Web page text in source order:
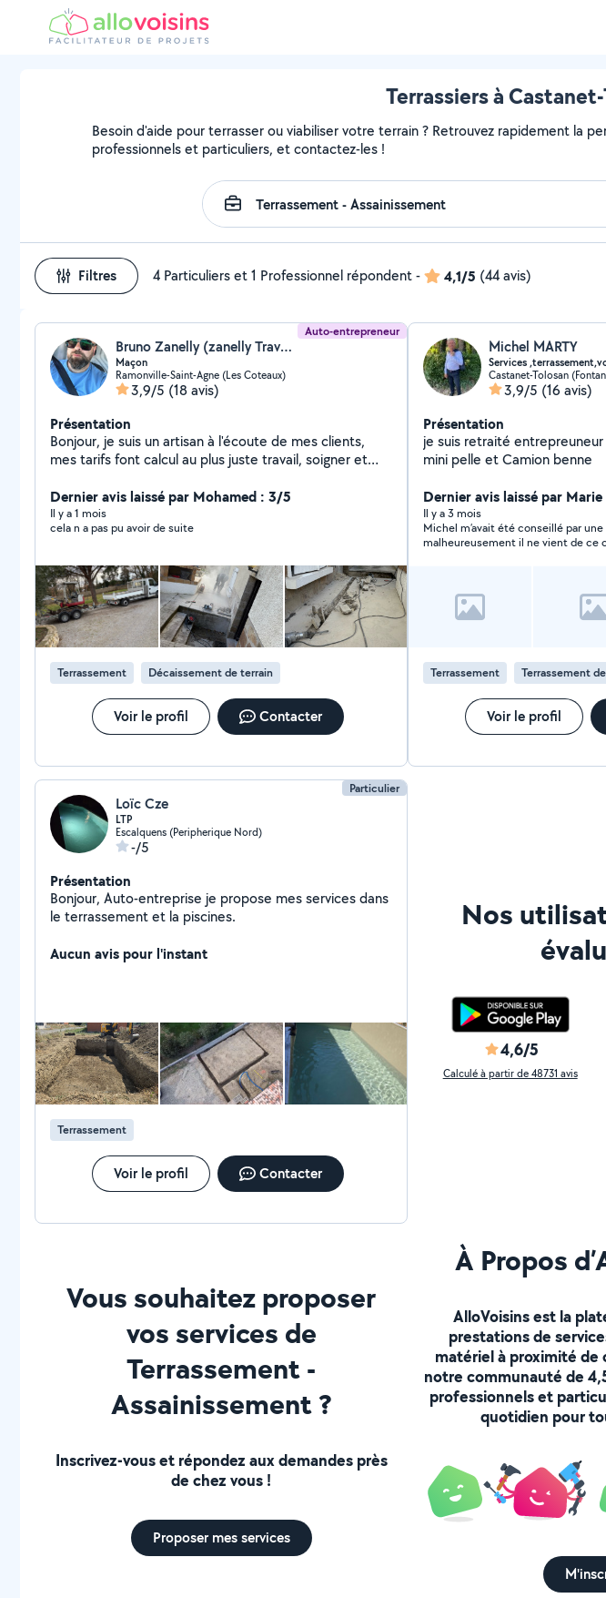
Terrassiers à
Besoin d'aide pour terrasser ou viabiliser votre terrain ? Retrouvez rapidement la
professionnels et particuliers, et contactez-les !
Filtres 4 Particuliers et 1 Professionnel répondent- 4,1/5 (44 avis)
Auto-entrepreneur
Bruno Zanelly (zanelly Travaux)
Maçon
Ramonville-Saint-Agne (Les Coteaux)
3,9/5 (18 avis)
Présentation
Bonjour, je suis un artisan à l'écoute de mes clients,
mes tarifs font calcul au plus juste travail, soigner et
interlocuteur pour répondre à plusieurs besoins pour
votre maison. Le but de l'entreprise c'est vous rassurer
pour vos travaux. Je suis à l'écoute de mes clients pour
travaux
Dernier avis laissé par Mohamed : 3/5
Il y a 1 mois
cela n a pas pu avoir de suite
Terrassement Décaissement de terrain
Voir le profil Contacter
Michel MARTY
Services
Castanet-Tolosan
3,9/5 (16 avis)
Présentation
je suis retraité
mini pelle et Camion benne
Dernier avis laissé par
Il y a 3 mois
Michel m’avait été conseillé par
malheureusement il ne vient de ce
Terrassement Terrassement
Voir le profil
Particulier
Loïc Cze
LTP
Escalquens (Peripherique Nord)
-/5
Présentation
Bonjour, Auto-entreprise je propose mes services dans
le terrassement et la piscines.
Aucun avis pour l'instant
Terrassement
Voir le profil Contacter
Nos
4,6/5
Calculé à partir de 48731 avis
Vous souhaitez proposer
vos services de
Terrassement -
Assainissement ?
Inscrivez-vous et répondez aux demandes près
de chez vous !
Proposer mes services
À Propos
AlloVoisins est la
prestations de
matériel à proximité de
notre communauté de
professionnels et
quotidien pour